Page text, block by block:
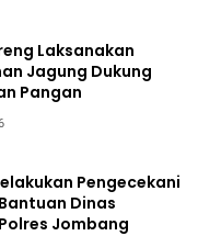
Laksanakan
Jagung Dukung
Pangan
Pengecekani
Dinas
Jombang